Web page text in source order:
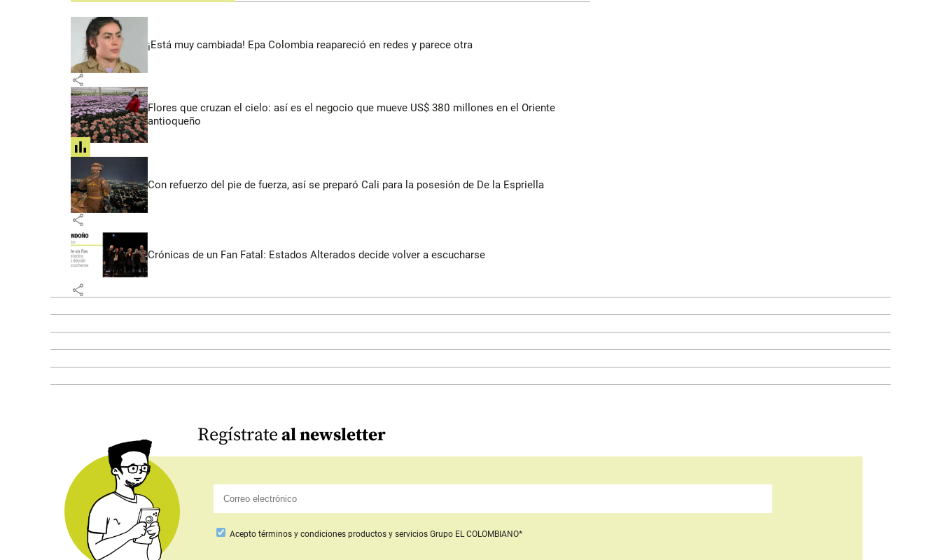
¡Está muy cambiada! Epa Colombia reapareció en redes y parece otra
share
Flores que cruzan el cielo: así es el negocio que mueve US$ 380 millones en el Oriente
antioqueño
share
Con refuerzo del pie de fuerza, así se preparó Cali para la posesión de De la Espriella
share
Crónicas de un Fan Fatal: Estados Alterados decide volver a escucharse
share
Regístrateal newsletter
Acepto términos y condiciones productos y servicios Grupo EL COLOMBIANO*